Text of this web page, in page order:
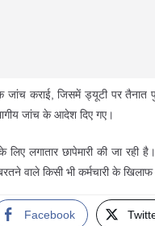
जांच कराई, जिसमें ड्यूटी पर तैनात
जांच के आदेश दिए गए।
लिए लगातार छापेमारी की जा
वाले किसी भी कर्मचारी के खिलाफ
Facebook